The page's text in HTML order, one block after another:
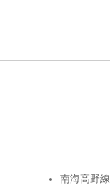
南海高野線